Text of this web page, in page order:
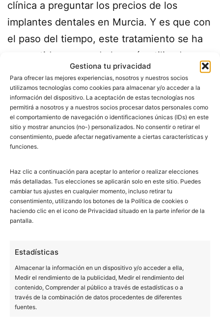
Gestiona tu privacidad
Para ofrecer las mejores experiencias, nosotros y nuestros socios
utilizamos tecnologías como cookies para almacenar y/o acceder a la
información del dispositivo. La aceptación de estas tecnologías nos
permitirá a nosotros y a nuestros socios procesar datos personales como
el comportamiento de navegación o identificaciones únicas (IDs) en este
sitio y mostrar anuncios (no-) personalizados. No consentir o retirar el
consentimiento, puede afectar negativamente a ciertas características y
funciones.
Haz clic a continuación para aceptar lo anterior o realizar elecciones
más detalladas. Tus elecciones se aplicarán solo en este sitio. Puedes
cambiar tus ajustes en cualquier momento, incluso retirar tu
consentimiento, utilizando los botones de la Política de cookies o
haciendo clic en el icono de Privacidad situado en la parte inferior de la
pantalla.
Estadísticas
Almacenar la información en un dispositivo y/o acceder a ella,
Medir el rendimiento de la publicidad, Medir el rendimiento del
contenido, Comprender al público a través de estadísticas o a
través de la combinación de datos procedentes de diferentes
fuentes.
clínica a preguntar los precios de los
implantes dentales en Murcia. Y es que con
el paso del tiempo, este tratamiento se ha
convertido en uno de los más utilizados
para recuperar las piezas que se han caído.
Algunas personas aún creen que después
del implante tendrán molestias y…Seguir
leyendo
Publicada el
Etiquetado comoclinica dental murcia ,dentistas
murcia,implantes dentales murcia
Las clínicas dentales Bucalia nacieron en los años 90 con
la idea de ser una nueva visión de la odontología. En la
actualidad 400.000 pacientes en nuestras clínicas no
pueden estar equivocados.